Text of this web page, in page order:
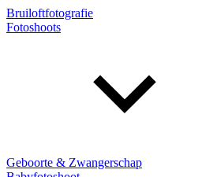
Bruiloftfotografie
Fotoshoots
Geboorte & Zwangerschap